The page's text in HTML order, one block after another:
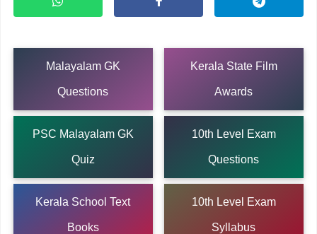
Malayalam GK
Questions
Kerala State Film
Awards
PSC Malayalam GK
Quiz
10th Level Exam
Questions
Kerala School Text
Books
10th Level Exam
Syllabus